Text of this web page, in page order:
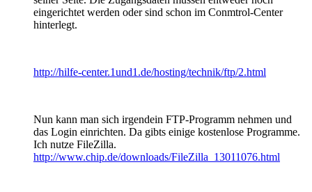
eingerichtet werden oder sind schon im Conmtrol-Center
hinterlegt.
http://hilfe-center.1und1.de/hosting/technik/ftp/2.html
Nun kann man sich irgendein FTP-Programm nehmen und
das Login einrichten. Da gibts einige kostenlose Programme.
Ich nutze FileZilla.
http://www.chip.de/downloads/FileZilla_13011076.html